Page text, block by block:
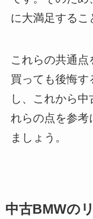
に大満足するこ
これらの共通
買っても後悔す
し、これから
れらの点を参
ましょう。
中古BMWの